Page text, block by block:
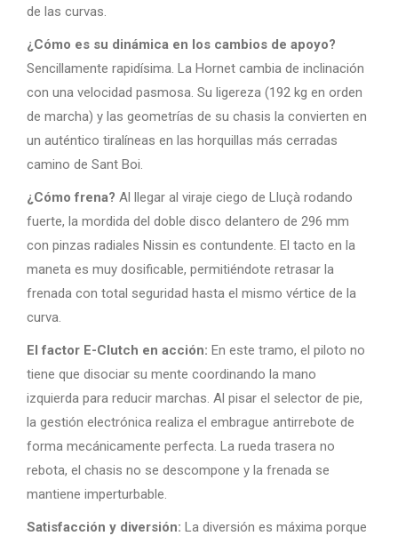
de las curvas.
¿Cómo es su dinámica en los cambios de apoyo?
Sencillamente rapidísima. La Hornet cambia de inclinación
con una velocidad pasmosa. Su ligereza (192 kg en orden
de marcha) y las geometrías de su chasis la convierten en
un auténtico tiralíneas en las horquillas más cerradas
camino de Sant Boi.
¿Cómo frena? Al llegar al viraje ciego de Lluçà rodando
fuerte, la mordida del doble disco delantero de 296 mm
con pinzas radiales Nissin es contundente. El tacto en la
maneta es muy dosificable, permitiéndote retrasar la
frenada con total seguridad hasta el mismo vértice de la
curva.
El factor E-Clutch en acción: En este tramo, el piloto no
tiene que disociar su mente coordinando la mano
izquierda para reducir marchas. Al pisar el selector de pie,
la gestión electrónica realiza el embrague antirrebote de
forma mecánicamente perfecta. La rueda trasera no
rebota, el chasis no se descompone y la frenada se
mantiene imperturbable.
Satisfacción y diversión: La diversión es máxima porque